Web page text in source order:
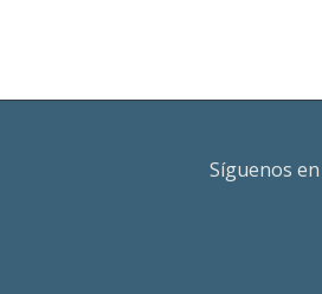
Síguenos en